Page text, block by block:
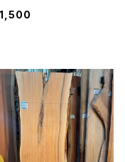
済み】